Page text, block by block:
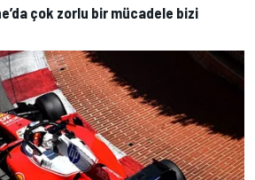
çok zorlu bir mücadele bizi